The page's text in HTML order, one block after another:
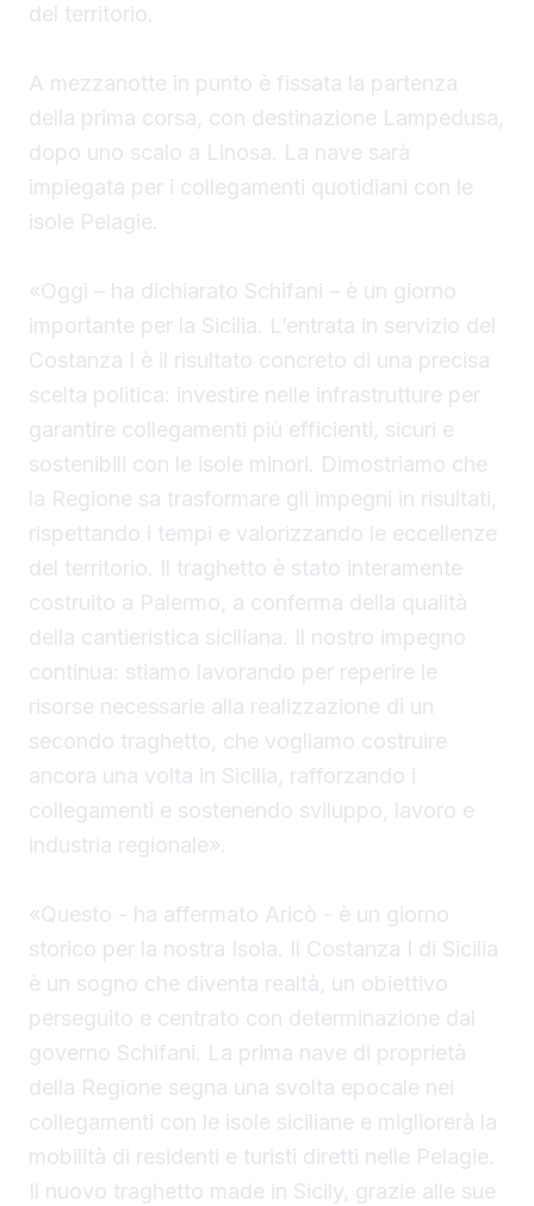
del territorio.
A mezzanotte in punto è fissata la partenza
della prima corsa, con destinazione Lampedusa,
dopo uno scalo a Linosa. La nave sarà
impiegata per i collegamenti quotidiani con le
isole Pelagie.
«Oggi – ha dichiarato Schifani – è un giorno
importante per la Sicilia. L’entrata in servizio del
Costanza I è il risultato concreto di una precisa
scelta politica: investire nelle infrastrutture per
garantire collegamenti più efficienti, sicuri e
sostenibili con le isole minori. Dimostriamo che
la Regione sa trasformare gli impegni in risultati,
rispettando i tempi e valorizzando le eccellenze
del territorio. Il traghetto è stato interamente
costruito a Palermo, a conferma della qualità
della cantieristica siciliana. Il nostro impegno
continua: stiamo lavorando per reperire le
risorse necessarie alla realizzazione di un
secondo traghetto, che vogliamo costruire
ancora una volta in Sicilia, rafforzando i
collegamenti e sostenendo sviluppo, lavoro e
industria regionale».
«Questo - ha affermato Aricò - è un giorno
storico per la nostra Isola. Il Costanza I di Sicilia
è un sogno che diventa realtà, un obiettivo
perseguito e centrato con determinazione dal
governo Schifani. La prima nave di proprietà
della Regione segna una svolta epocale nei
collegamenti con le isole siciliane e migliorerà la
mobilità di residenti e turisti diretti nelle Pelagie.
Il nuovo traghetto made in Sicily, grazie alle sue